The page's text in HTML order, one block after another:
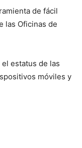
de fácil
las Oficinas de
estatus de las
móviles y